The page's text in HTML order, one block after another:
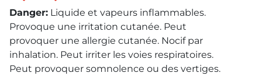
Danger: Liquide et vapeurs inflammables.
Provoque une irritation cutanée. Peut
provoquer une allergie cutanée. Nocif par
inhalation. Peut irriter les voies respiratoires.
Peut provoquer somnolence ou des vertiges.